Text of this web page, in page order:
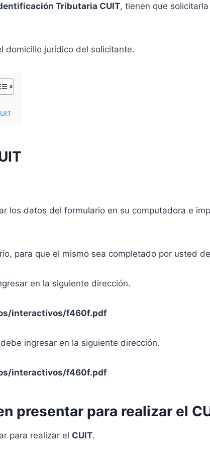
Tributaria CUIT, tienen que
domicilio jurídico del solicitante.
los datos del formulario en su computadora e
para que el mismo sea completado por usted
en la siguiente dirección.
interactivos/f460f.pdf
ingresar en la siguiente dirección.
interactivos/f460f.pdf
presentar para realizar el
para realizar el CUIT.